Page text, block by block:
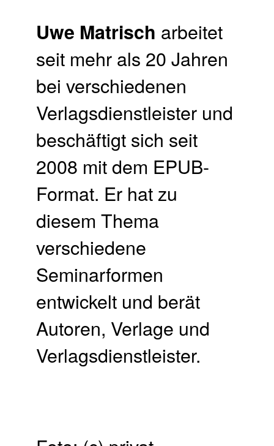
Uwe Matrisch arbeitet
seit mehr als 20 Jahren
bei verschiedenen
Verlagsdienstleister und
beschäftigt sich seit
2008 mit dem EPUB-
Format. Er hat zu
diesem Thema
verschiedene
Seminarformen
entwickelt und berät
Autoren, Verlage und
Verlagsdienstleister.